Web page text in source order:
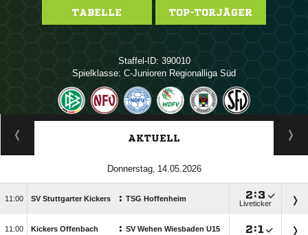
TABELLE TOP-TORJÄGER
Staffel-ID: 390010
Spielklasse: C-Junioren Regionalliga Süd
ANZEIGE
AKTUELL
 
 SV Stuttgarter Kickers : TSG Hoffenheim :
Liveticker
 Kickers Offenbach : SV Wehen Wiesbaden U15 :